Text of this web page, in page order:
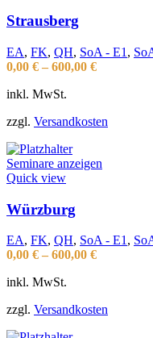
Strausberg
EA, FK, QH, SoA - E1 ,
0,00 € – 600,00 €
inkl. MwSt.
zzgl. Versandkosten
Seminare anzeigen
Quick view
Würzburg
EA, FK, QH, SoA - E1 ,
0,00 € – 600,00 €
inkl. MwSt.
zzgl. Versandkosten